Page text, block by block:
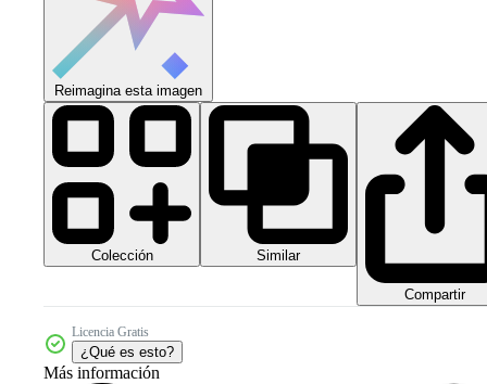
Reimagina esta imagen
Colección Similar
Compartir
Licencia Gratis
¿Qué es esto?
Más información